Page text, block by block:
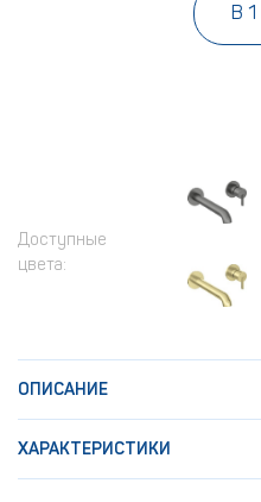
В 1
Доступные
цвета:
ОПИСАНИЕ
ХАРАКТЕРИСТИКИ